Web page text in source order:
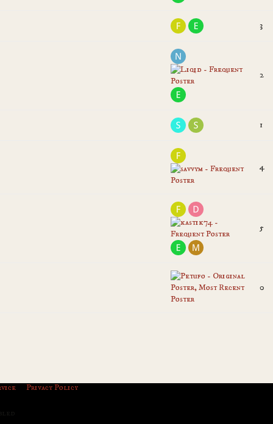
3
2
1
4
5
0
Privacy Policy